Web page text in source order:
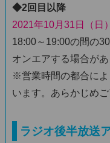
◆2回目以降
2021年10月31日（日
18:00～19:00の間の
オンエアする場合があ
※営業時間の都合に
います。あらかじめご
ラジオ後半放送